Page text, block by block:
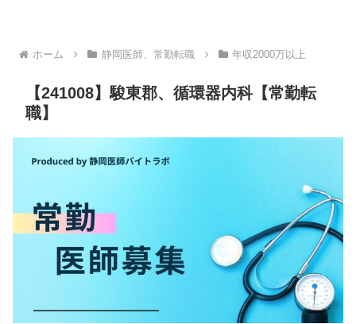
ホーム 静岡医師、常勤転職 年収2000万以上
【241008】駿東郡、循環器内科【常勤転
職】